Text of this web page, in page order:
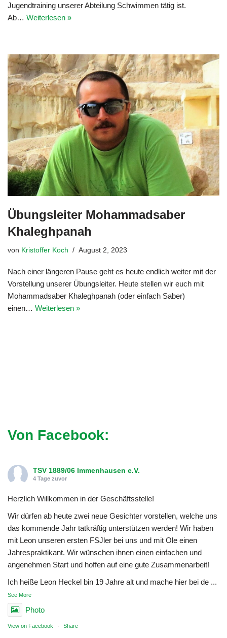
Jugendtraining unserer Abteilung Schwimmen tätig ist.
Ab… Weiterlesen »
Übungsleiter Mohammadsaber
Khaleghpanah
von Kristoffer Koch August 2, 2023
Nach einer längeren Pause geht es heute endlich weiter mit der
Vorstellung unserer Übungsleiter. Heute stellen wir euch mit
Mohammadsaber Khaleghpanah (oder einfach Saber)
einen… Weiterlesen »
Von Facebook:
TSV 1889/06 Immenhausen e.V.
4 Tage zuvor
Herzlich Willkommen in der Geschäftsstelle!
Wir dürfen ab heute zwei neue Gesichter vorstellen, welche uns
das kommende Jahr tatkräftig unterstützen werden! Wir haben
mit Leon unseren ersten FSJler bei uns und mit Ole einen
Jahrespraktikant. Wir wünschen ihnen einen einfachen und
angenehmen Start und hoffen auf eine gute Zusammenarbeit!
Ich heiße Leon Heckel bin 19 Jahre alt und mache hier bei de ...
See More
Photo
View on Facebook · Share